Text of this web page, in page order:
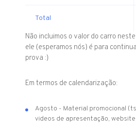
Total
Não incluimos o valor do carro
ele (esperamos nós) é para
prova :)
Em termos de calendarização:
Agosto - Material promocional
videos de apresentação,